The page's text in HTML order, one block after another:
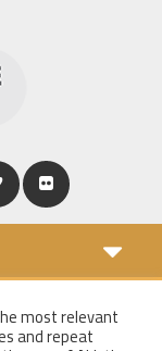
most relevant
and repeat